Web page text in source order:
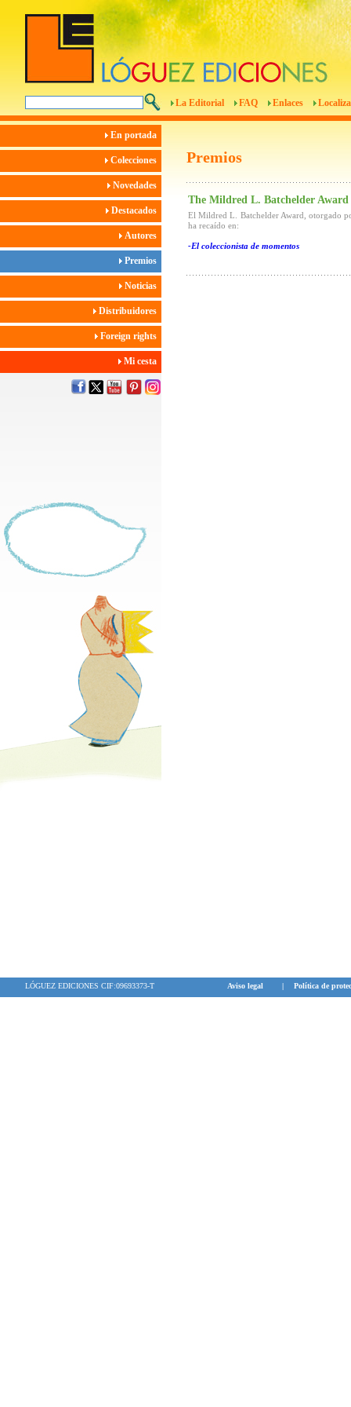
La Editorial FAQ Enlaces
En portada
Colecciones
Novedades
Destacados
Autores
Premios
Noticias
Distribuidores
Foreign rights
Mi cesta
Premios
The Mildred L. Batchelder Award
El Mildred L. Batchelder Award, otorgado
ha recaído en:
-El coleccionista de momentos
LÓGUEZ EDICIONES CIF:09693373-T Aviso legal | Política de